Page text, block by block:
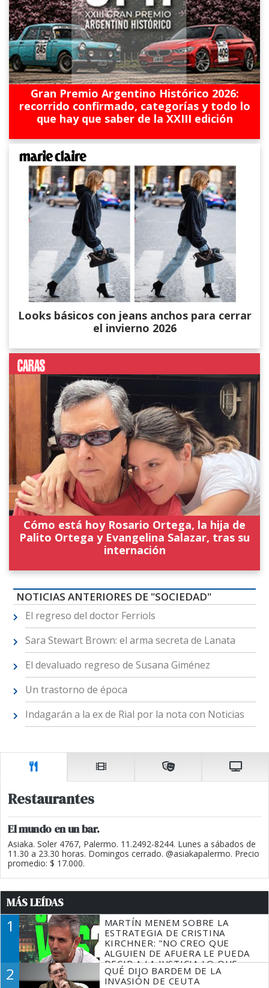
Gran Premio Argentino Histórico 2026:
recorrido confirmado, categorías y todo lo
que hay que saber de la XXIII edición
Looks básicos con jeans anchos para cerrar
el invierno 2026
Cómo está hoy Rosario Ortega, la hija de
Palito Ortega y Evangelina Salazar, tras su
internación
NOTICIAS ANTERIORES DE "SOCIEDAD"
El regreso del doctor Ferriols
Sara Stewart Brown: el arma secreta de Lanata
El devaluado regreso de Susana Giménez
Un trastorno de época
Indagarán a la ex de Rial por la nota con Noticias
Restaurantes
El mundo en un bar.
Asiaka. Soler 4767, Palermo. 11.2492-8244. Lunes a sábados de
11.30 a 23.30 horas. Domingos cerrado. @asiakapalermo. Precio
promedio: $ 17.000.
MÁS LEÍDAS
1
MARTÍN MENEM SOBRE LA
ESTRATEGIA DE CRISTINA
KIRCHNER: "NO CREO QUE
ALGUIEN DE AFUERA LE PUEDA
DECIR A LA JUSTICIA LO QUE
TIENE QUE HACER"
2
QUÉ DIJO BARDEM DE LA
INVASIÓN DE CEUTA